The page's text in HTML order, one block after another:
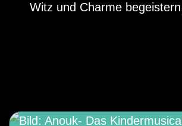
Witz und Charme